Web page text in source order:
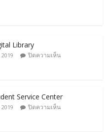
Library
ปิดความเห็น
Service Center
ปิดความเห็น